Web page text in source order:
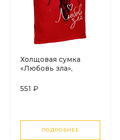
Холщовая сумка
«Любовь зла»,
551 ₽
ПОДРОБНЕЕ